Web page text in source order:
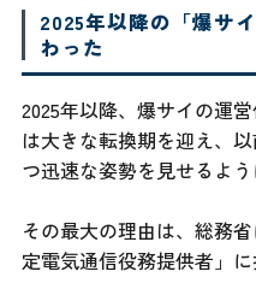
2025年以降の「爆サ
わった
2025年以降、爆サイの運
は大きな転換期を迎え、
つ迅速な姿勢を見せるよう
その最大の理由は、総務
定電気通信役務提供者」